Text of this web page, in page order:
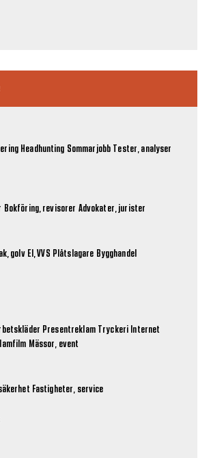
Headhunting Sommarjobb Tester, analyser
Bokföring, revisorer Advokater, jurister
golv El, VVS Plåtslagare Bygghandel
Presentreklam Tryckeri Internet
Mässor, event
Fastigheter, service